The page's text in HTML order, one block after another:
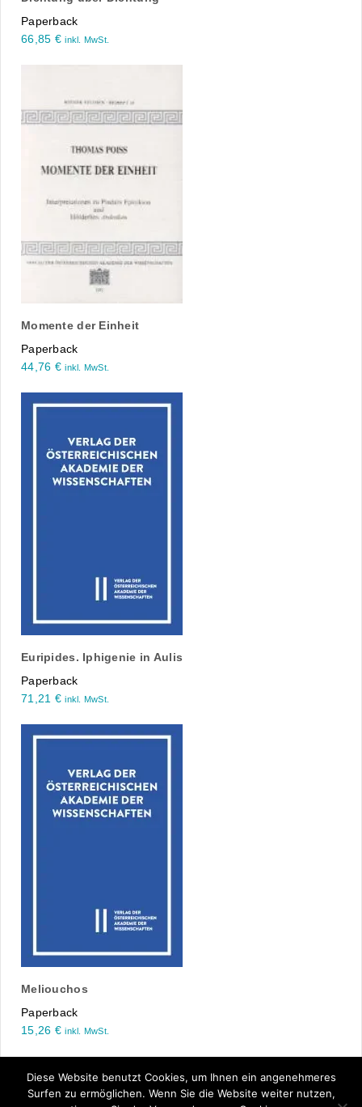
Paperback
66,85 € inkl. MwSt.
Momente der Einheit
Paperback
44,76 € inkl. MwSt.
Euripides. Iphigenie in Aulis
Paperback
71,21 € inkl. MwSt.
Meliouchos
Paperback
15,26 € inkl. MwSt.
‹ zurück 1
Diese Website benutzt Cookies, um Ihnen ein angenehmeres
Surfen zu ermöglichen. Wenn Sie die Website weiter nutzen,